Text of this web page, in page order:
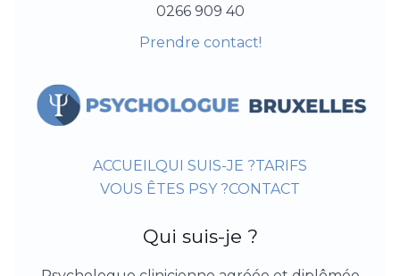
0266 909 40
Prendre contact!
ACCUEIL QUI SUIS-JE ?TARIFS
VOUS ÊTES PSY ?CONTACT
Qui suis-je ?